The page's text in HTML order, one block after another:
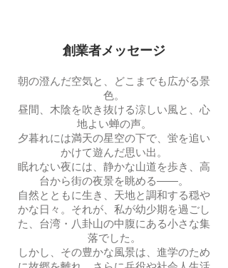
創業者メッセージ
朝の澄んだ空気と、どこまでも広がる景
色。
昼間、木陰を吹き抜ける涼しい風と、心
地よい蝉の声。
夕暮れには満天の星空の下で、蛍を追い
かけて遊んだ思い出。
眠れない夜には、静かな山道を歩き、高
台から街の夜景を眺める――。
自然とともに生き、天地と調和する穏や
かな日々。それが、私が幼少期を過ごし
た、台湾・八卦山の中腹にある小さな集
落でした。
しかし、その豊かな風景は、進学のため